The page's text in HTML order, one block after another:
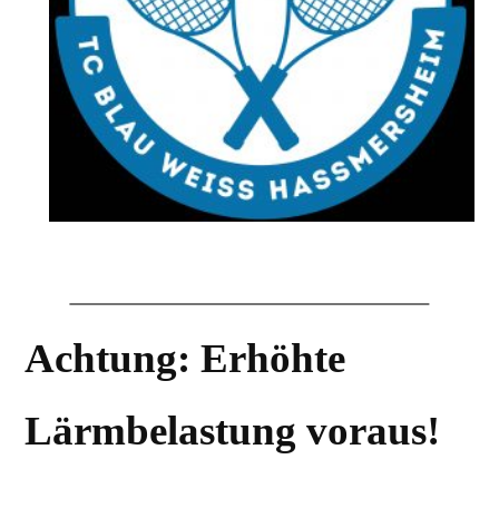
Achtung: Erhöhte
Lärmbelastung voraus!